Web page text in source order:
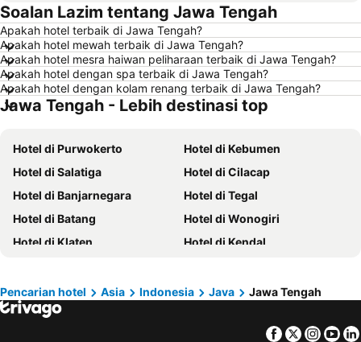
Hotel di Batu Ferringhi
Hotel di Miri
Hotel di Georgetown
Hotel di Alor Setar
Hotel di Taiping
Hotel di Singapore
Hotel di Seremban
Hotel di Cherating
Hotel di Brinchang
Hotel di Perlis
Hotel di Tioman Island
Hotel di Hong Kong
Hotel di Johor
Hotel di Malaysia
Hotel di Shanghai
Hotel di Koh Lipe
Hotel di Pulau Perhentian
Hotel di Perak
Hotel di Bali
Hotel di Negeri Sembilan
Hotel di Sabah
Hotel di Al Madinah Region
Soalan Lazim tentang Jawa Tengah
Apakah hotel terbaik di Jawa Tengah?
Apakah hotel mewah terbaik di Jawa Tengah?
Apakah hotel mesra haiwan peliharaan terbaik di Jawa Tengah?
Apakah hotel dengan spa terbaik di Jawa Tengah?
Apakah hotel dengan kolam renang terbaik di Jawa Tengah?
Jawa Tengah - Lebih destinasi top
Hotel di Purwokerto
Hotel di Kebumen
Hotel di Salatiga
Hotel di Cilacap
Hotel di Banjarnegara
Hotel di Tegal
Hotel di Batang
Hotel di Wonogiri
Hotel di Klaten
Hotel di Kendal
Hotel di Pati
Hotel di Sukoharjo
Hotel di Boyolali
Pencarian hotel Asia Indonesia Java Jawa Tengah
Facebook
Twitter